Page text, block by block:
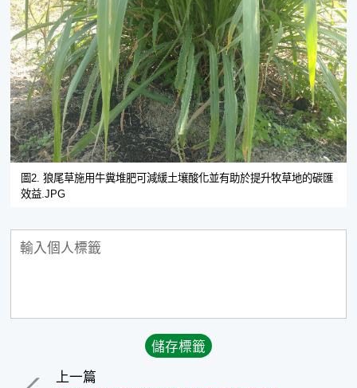
圖2. 狼尾草施用牛糞堆肥可減緩土壤酸化並有助於提升牧草地的碳匯
效益.JPG
上一篇